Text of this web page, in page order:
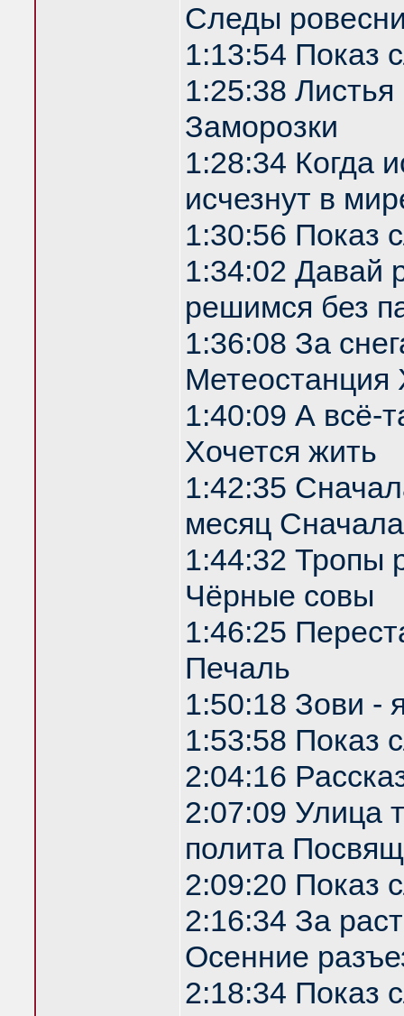
Следы
1:13:54 Показ
1:25:38
Заморозки
1:28:34 Когда
исчезнут в
1:30:56 Показ
1:34:02 Давай
решимся без
1:36:08 За
Метеостанция
1:40:09 А всё-
Хочется жить
1:42:35
месяц
1:44:32 Тропы
Чёрные совы
1:46:25
Печаль
1:50:18 Зови -
1:53:58 Показ
2:04:16
2:07:09 Улица
полита
2:09:20 Показ
2:16:34 За
Осенние
2:18:34 Показ